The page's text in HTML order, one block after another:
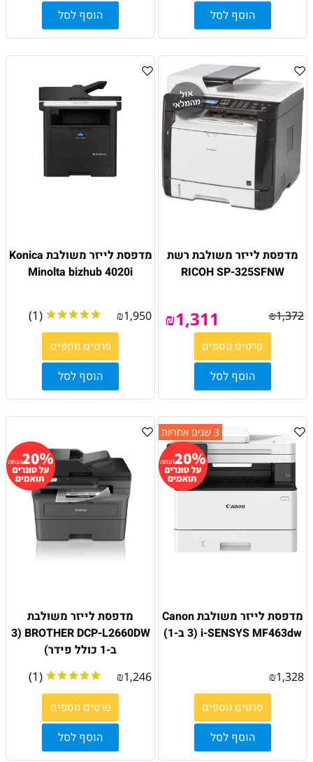
הוסף לסל הוסף לסל
מדפסת לייזר משולבת רשת
RICOH SP-325SFNW
₪1,372
₪1,311
פרטים נוספים
הוסף לסל
מדפסת לייזר משולבת Konica
Minolta bizhub 4020i
₪1,950
(1)
פרטים נוספים
הוסף לסל
3 שנים אחריות
מדפסת לייזר משולבת Canon
i-SENSYS MF463dw (3 ב-1)
₪1,328
פרטים נוספים
הוסף לסל
מדפסת לייזר משולבת
BROTHER DCP-L2660DW ׁ(3
ב-1 כולל פידר)
₪1,246
(1)
פרטים נוספים
הוסף לסל